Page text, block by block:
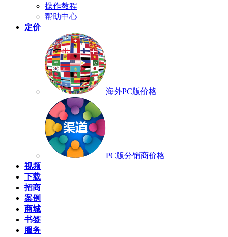
操作教程
帮助中心
定价
海外PC版价格
PC版分销商价格
视频
下载
招商
案例
商城
书签
服务